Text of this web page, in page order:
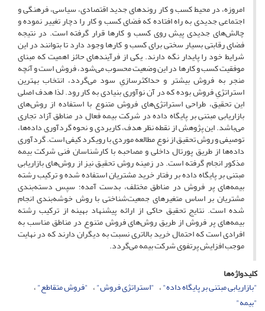
امروزه، در محیط کسب و کار روندهای جدید اقتصادی، سیاسی، فرهنگی و
اجتماعی جدیدی به راه افتاده که فضای کسب و کار را دچار تغییر نموده و
چالش‌های جدیدی پیش روی کسب و کار‌ها قرار گرفته است. در نتیجه
فضای رقابتی بسیار سختی برای کسب و کارها وجود دارد تا بتوانند در این
شرایط خود را پایدار نگه دارند. یکی از فرآیند‌های حائز اهمیت که مبنای
موفقیت کسب و کارها در این وضعیت محسوب می‌شود، فروش است و آنچه
منجر به فروش بیشتر و حداکثرسازیِ سود می‌گردد، انتخاب بهترین
استراتژیِ فروش بوده که در آن نوآوری بنیادی به کار رود. لذا هدف اصلی
این تحقیق، طراحی استراتژی‌های فروش متنوع با استفاده از روش‌های
بازاریابی مبتنی بر پایگاه داده در شرکت بیمه فعال در مناطق آزاد تجاری
می‌باشد. این پژوهش از نقطه نظر هدف، کاربردی و نحوه گردآوری داده‌ها،
توصیفی و روش تحقیق از نوع مطالعه موردی با رویکرد کیفی است. گرد‌آوری
داده‌ها از طریق پورتال داخلی و مصاحبه با کارشناسان فنی شرکت بیمه
مذکور انجام گرفته است. در زمینه روش تحقیق نیز از روش‌های بازاریابی
مبتنی بر پایگاه داده بر رفتار خرید مشتریان استفاده شده و ترکیب رشته
بیمه‌های پر فروش در مناطق مختلف، بدست آمده؛ سپس دسته‌بندی
مشتریان بر اساس متغیر‌های جمعیت‌شناختی با روش خوشه‌بندی انجام
شده است. نتایج تحقیق حاکی از ارائه پیشنهاد بهینه از ترکیب رشته
بیمه‌های پر فروش از طریق روش‌های فروش متنوع در مناطق مناسب به
افرادی است که احتمال خرید بالاتری نسبت به دیگران دارند که در نهایت
موجب افزایش پرتفوی شرکت بیمه می‌گردد.
کلیدواژه‌ها
"بازاریابی مبتنی بر پایگاه داده"
"استراتژی فروش"
"فروش متقاطع"
"بیمه"